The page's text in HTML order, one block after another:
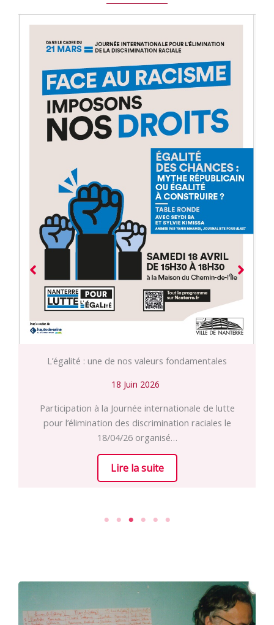
L’égalité : une de nos valeurs fondamentales
18 Juin 2026
Participation à la Journée internationale de lutte
pour l’élimination des discrimination raciales le
18/04/26 organisé…
Lire la suite